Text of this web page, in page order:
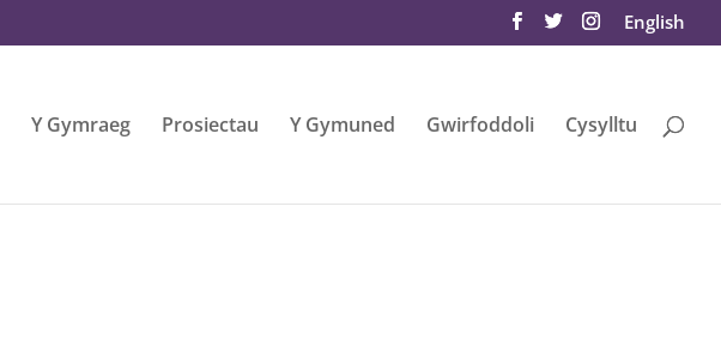
English
Y Gymraeg Prosiectau Y Gymuned Gwirfoddoli Cysylltu